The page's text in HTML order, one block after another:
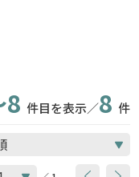
8 件目を表示／8 件